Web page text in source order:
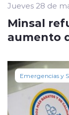
Jueves 28 de
Minsal
aumento
Emergencias y